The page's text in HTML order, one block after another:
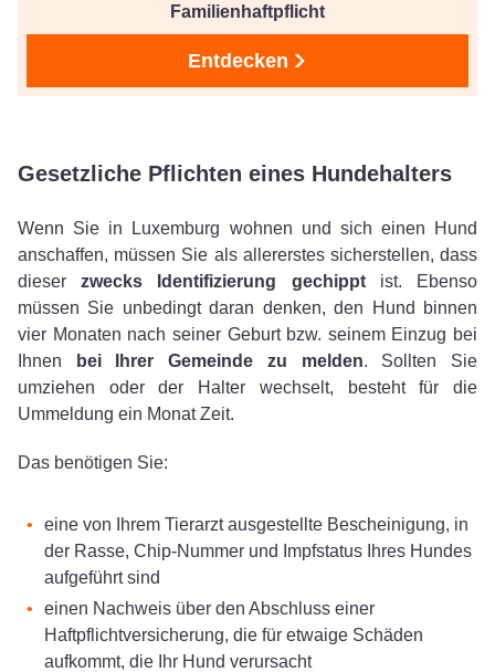
Familienhaftpflicht
Entdecken
Gesetzliche Pflichten eines Hundehalters
Wenn Sie in Luxemburg wohnen und sich einen Hund
anschaffen, müssen Sie als allererstes sicherstellen, dass
dieserzwecks Identifizierung gechipptist. Ebenso
müssen Sie unbedingt daran denken, den Hund binnen
vier Monaten nach seiner Geburt bzw. seinem Einzug bei
Ihnen
bei Ihrer Gemeinde zu melden. Sollten Sie
umziehen oder der Halter wechselt, besteht für die
Ummeldung ein Monat Zeit.
Das benötigen Sie:
eine von Ihrem Tierarzt ausgestellte Bescheinigung, in
der Rasse, Chip-Nummer und Impfstatus Ihres Hundes
aufgeführt sind
einen Nachweis über den Abschluss einer
Haftpflichtversicherung, die für etwaige Schäden
aufkommt, die Ihr Hund verursacht